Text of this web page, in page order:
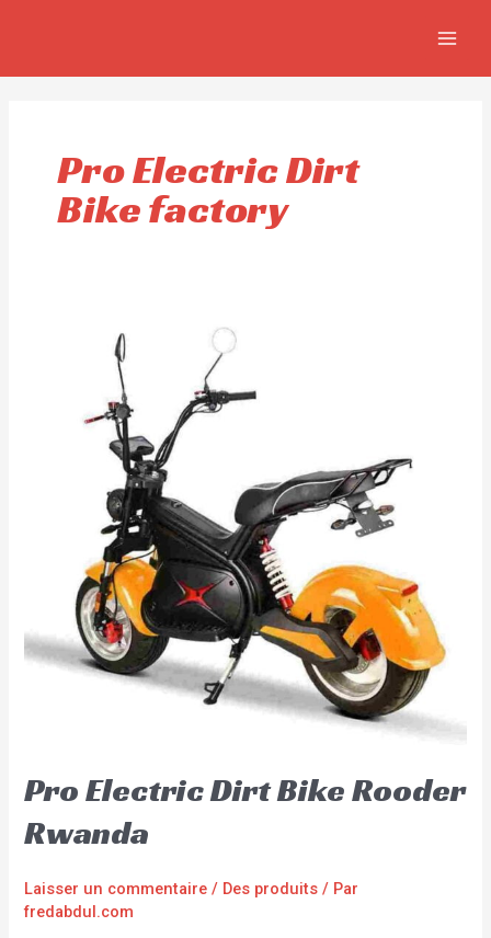
Pro Electric Dirt
Bike factory
Pro Electric Dirt Bike Rooder
Rwanda
Laisser un commentaire / Des produits / Par
fredabdul.com